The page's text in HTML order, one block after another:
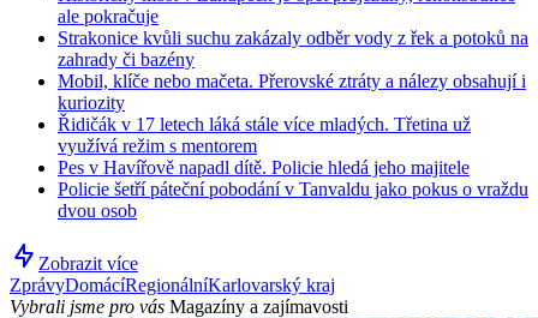
ale pokračuje
Strakonice kvůli suchu zakázaly odběr vody z řek a potoků na
zahrady či bazény
Mobil, klíče nebo mačeta. Přerovské ztráty a nálezy obsahují i
kuriozity
Řidičák v 17 letech láká stále více mladých. Třetina už
využívá režim s mentorem
Pes v Havířově napadl dítě. Policie hledá jeho majitele
Policie šetří páteční pobodání v Tanvaldu jako pokus o vraždu
dvou osob
Zobrazit více
ZprávyDomácíRegionálníKarlovarský kraj
Vybrali jsme pro vás Magazíny a zajímavosti